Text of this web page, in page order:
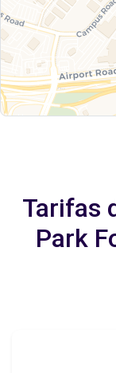
Tarifas
Park